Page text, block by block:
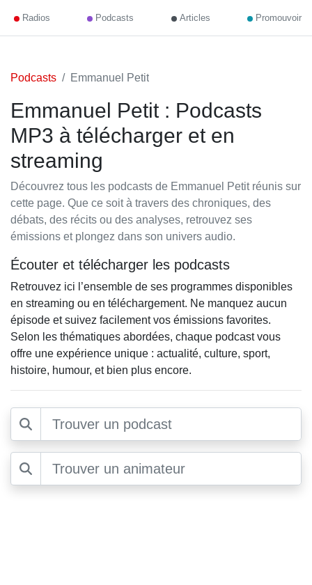
Radios Podcasts Articles Promouvoir
Podcasts Emmanuel Petit
Emmanuel Petit : Podcasts
MP3 à télécharger et en
streaming
Découvrez tous les podcasts de Emmanuel Petit réunis sur
cette page. Que ce soit à travers des chroniques, des
débats, des récits ou des analyses, retrouvez ses
émissions et plongez dans son univers audio.
Écouter et télécharger les podcasts
Retrouvez ici l’ensemble de ses programmes disponibles
en streaming ou en téléchargement. Ne manquez aucun
épisode et suivez facilement vos émissions favorites.
Selon les thématiques abordées, chaque podcast vous
offre une expérience unique : actualité, culture, sport,
histoire, humour, et bien plus encore.